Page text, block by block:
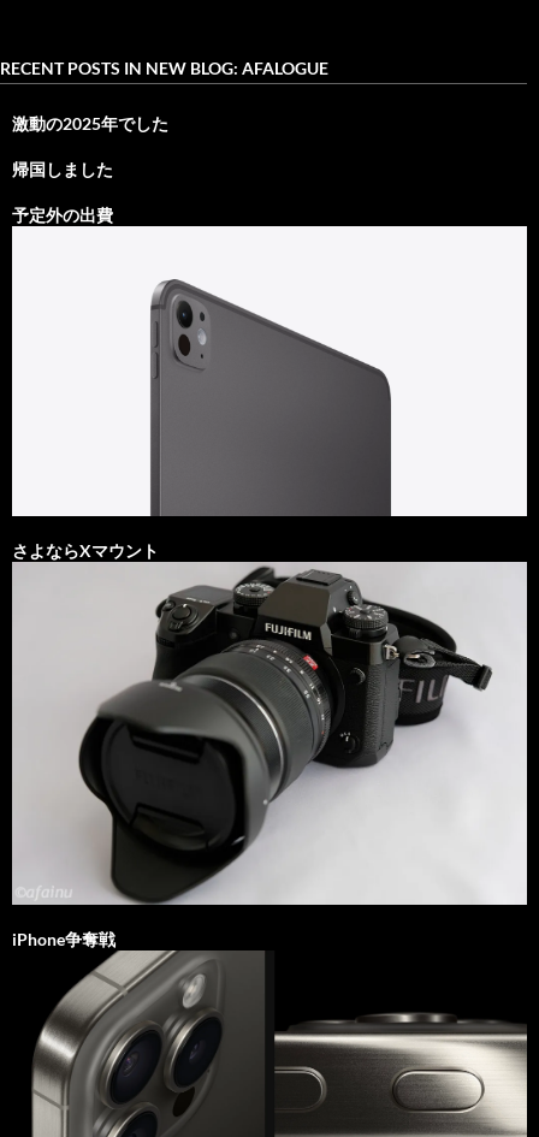
RECENT POSTS IN NEW BLOG: AFALOGUE
激動の2025年でした
帰国しました
予定外の出費
さよならXマウント
iPhone争奪戦